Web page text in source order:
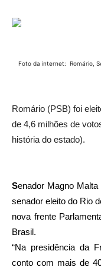
Foto da internet: Romário,
Romário (PSB) foi
de 4,6 milhões de
história do estado).
Senador Magno
senador eleito do Rio
nova frente
Brasil.
“Na presidência da
conto com mais de